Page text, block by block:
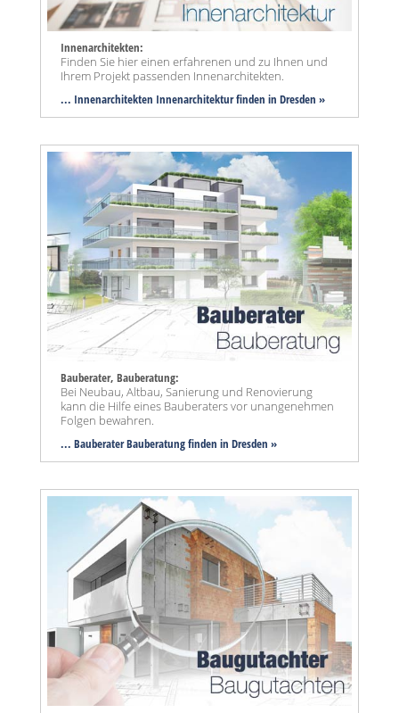
Innenarchitekten:
Finden Sie hier einen erfahrenen und zu Ihnen und
Ihrem Projekt passenden Innenarchitekten.
... Innenarchitekten Innenarchitektur finden in Dresden »
Bauberater, Bauberatung:
Bei Neubau, Altbau, Sanierung und Renovierung
kann die Hilfe eines Bauberaters vor unangenehmen
Folgen bewahren.
... Bauberater Bauberatung finden in Dresden »